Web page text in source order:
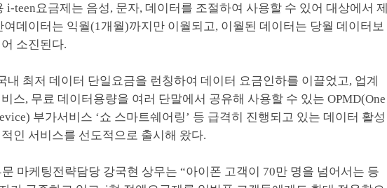
i-teen요금제는 음성, 문자, 데이터를 조절하여 사용할 수 있어 대상에서 제
여데이터는 익월(1개월)까지만 이월되고, 이월된 데이터는 당월 데이터보
소진된다.
내 최저 데이터 단일요금을 런칭하여 데이터 요금인하를 이끌었고, 업계
스, 무료 데이터용량을 여러 단말에서 공유해 사용할 수 있는 OPMD(One
부가서비스 ‘쇼 스마트쉐어링’ 등 급격히 진행되고 있는 데이터 활성
인 서비스를 선도적으로 출시해 왔다.
마케팅전략담당 강국현 상무는 “아이폰 고객이 70만 명을 넘어서는 등